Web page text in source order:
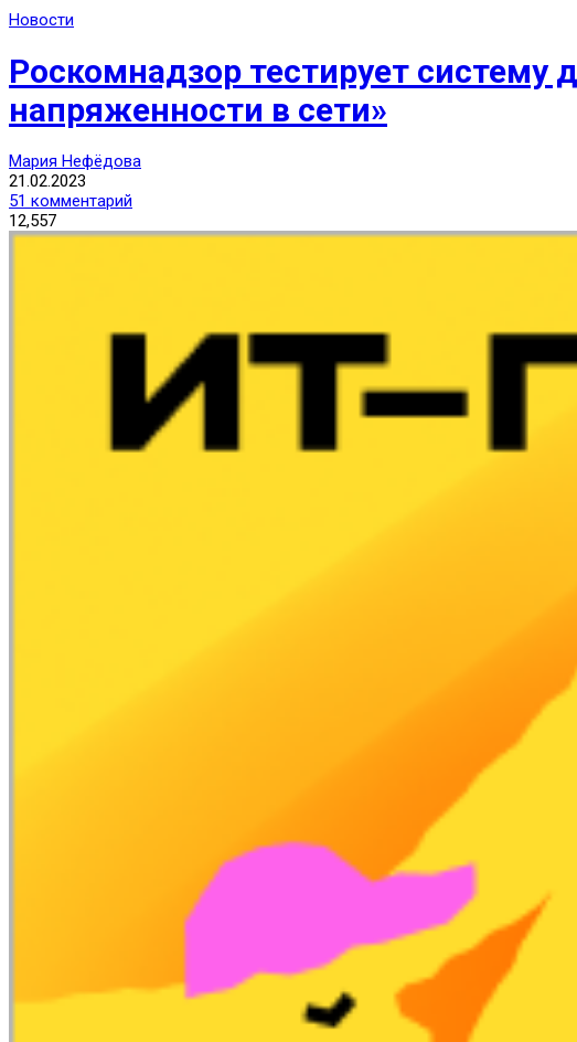
Новости
Роскомнадзор тестирует
напряженности в сети»
Мария Нефёдова
21.02.2023
51 комментарий
12,557